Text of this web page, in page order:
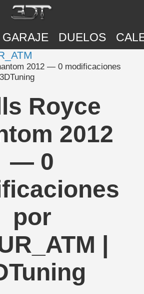
GARAJE DUELOS
2012 — 0 modificaciones
Royce
2012
— 0
por
|